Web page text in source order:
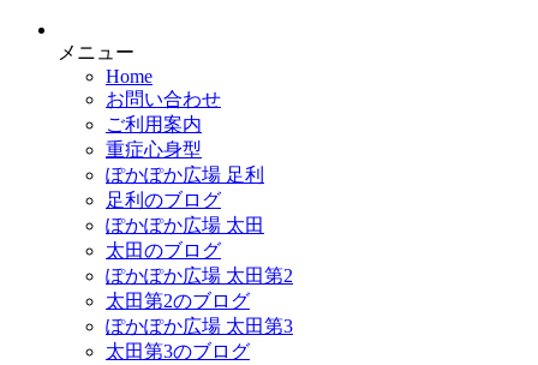
メニュー
Home
お問い合わせ
ご利用案内
重症心身型
ぽかぽか広場 足利
足利のブログ
ぽかぽか広場 太田
太田のブログ
ぽかぽか広場 太田第2
太田第2のブログ
ぽかぽか広場 太田第3
太田第3のブログ